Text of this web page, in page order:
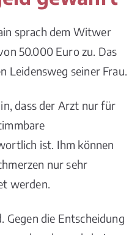
sprach dem Witwer
50.000 Euro zu. Das
Leidensweg seiner Frau.
dass der Arzt nur für
ist. Ihm können
nur sehr
werden.
Gegen die Entscheidung